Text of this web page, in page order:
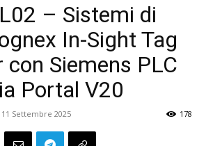
– Sistemi di
In-Sight Tag
con Siemens PLC
Portal V20
11 Settembre 2025 178